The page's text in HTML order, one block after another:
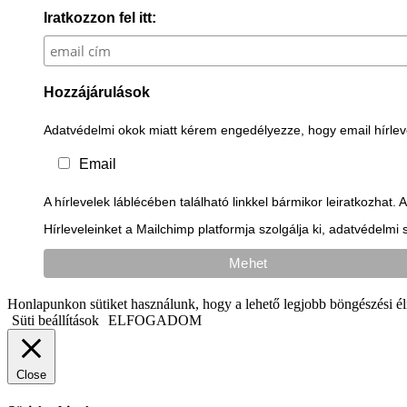
Iratkozzon fel itt:
Hozzájárulások
Adatvédelmi okok miatt kérem engedélyezze, hogy email
Email
A hírlevelek láblécében található linkkel bármikor leiratkozhat.
Hírleveleinket a Mailchimp platformja szolgálja ki, adatvédelmi
Honlapunkon sütiket használunk, hogy a lehető legjobb
Süti beállítások ELFOGADOM
Close